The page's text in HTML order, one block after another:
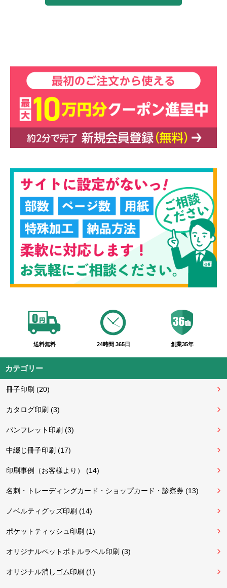
送料無料 24時間 365日 創業35年
カテゴリー
冊子印刷 (20)
カタログ印刷 (3)
パンフレット印刷 (3)
中綴じ冊子印刷 (17)
印刷事例（お客様より） (14)
名刺・トレーディングカード・ショップカード・診察券 (13)
ノベルティグッズ印刷 (14)
ポケットティッシュ印刷 (1)
オリジナルペットボトルラベル印刷 (3)
オリジナル消しゴム印刷 (1)